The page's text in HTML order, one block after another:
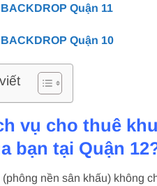
Quận 11
Quận 10
vụ cho thuê
bạn tại Quận
(phông nền sân khấu) không